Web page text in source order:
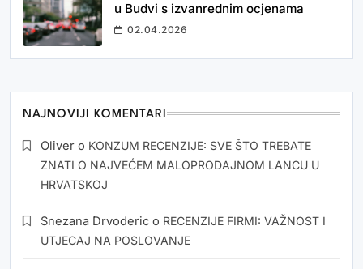
u Budvi s izvanrednim ocjenama
02.04.2026
NAJNOVIJI KOMENTARI
Oliver o KONZUM RECENZIJE: SVE ŠTO TREBATE
ZNATI O NAJVEĆEM MALOPRODAJNOM LANCU U
HRVATSKOJ
Snezana Drvoderic o RECENZIJE FIRMI: VAŽNOST I
UTJECAJ NA POSLOVANJE